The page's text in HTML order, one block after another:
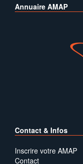
Annuaire AMAP
Contact & Infos
Inscrire votre AMAP
Contact